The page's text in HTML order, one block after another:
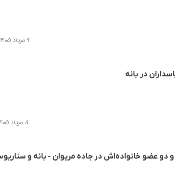
۹ مرداد ۱۴۰۵، ۱۴:۴۷
در بانه
۸ مرداد ۱۴۰۵، ۱۵:۱۴
عضو خانواده‌اش در جاده مریوان - بانه و